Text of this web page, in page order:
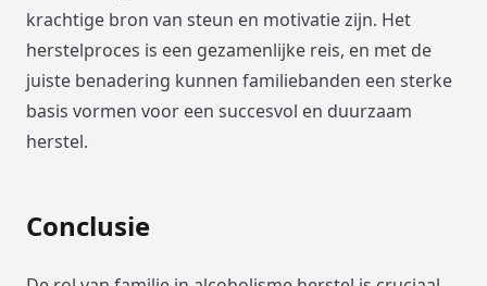
krachtige bron van steun en motivatie zijn. Het
herstelproces is een gezamenlijke reis, en met de
juiste benadering kunnen familiebanden een sterke
basis vormen voor een succesvol en duurzaam
herstel.
Conclusie